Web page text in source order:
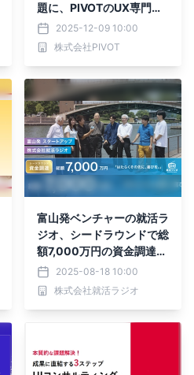
題に、PIVOTのUX専門家
が寄り添う無料オンライン
相談会を実施中
2025-12-09 10:00
株式会社PIVOT
富山発ベンチャーの就活ラ
ジオ、シードラウンドで総
額7,000万円の資金調達を
実施。はたらくその先に喜
びを感じられる社会を
2025-08-18 10:00
株式会社就活ラジオ